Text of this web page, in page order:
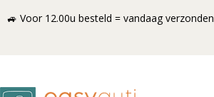
🚙 Voor 12.00u besteld = vandaag verzonden